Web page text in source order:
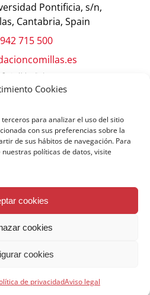
Cookies
para analizar el uso del sitio
con sus preferencias sobre la
de sus hábitos de navegación. Para
políticas de datos, visite
cookies
cookies
cookies
de privacidadAviso legal
Pontificia, s/n,
Cantabria, Spain
715 500
Comillas
legal